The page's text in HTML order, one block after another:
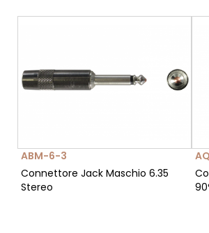
ABM-6-3
Connettore Jack Maschio 6.35
Stereo